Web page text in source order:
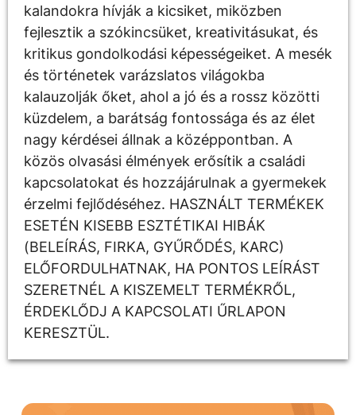
kalandokra hívják a kicsiket, miközben
fejlesztik a szókincsüket, kreativitásukat, és
kritikus gondolkodási képességeiket. A mesék
és történetek varázslatos világokba
kalauzolják őket, ahol a jó és a rossz közötti
küzdelem, a barátság fontossága és az élet
nagy kérdései állnak a középpontban. A
közös olvasási élmények erősítik a családi
kapcsolatokat és hozzájárulnak a gyermekek
érzelmi fejlődéséhez. HASZNÁLT TERMÉKEK
ESETÉN KISEBB ESZTÉTIKAI HIBÁK
(BELEÍRÁS, FIRKA, GYŰRŐDÉS, KARC)
ELŐFORDULHATNAK, HA PONTOS LEÍRÁST
SZERETNÉL A KISZEMELT TERMÉKRŐL,
ÉRDEKLŐDJ A KAPCSOLATI ŰRLAPON
KERESZTÜL.